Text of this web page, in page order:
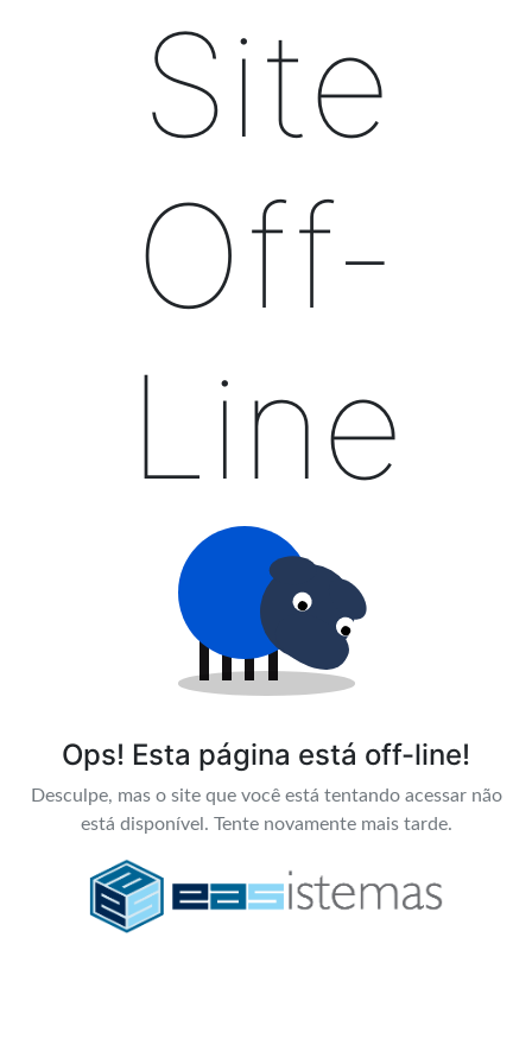
Site
Off-
Line
Ops! Esta página está off-line!
Desculpe, mas o site que você está tentando acessar não
está disponível. Tente novamente mais tarde.